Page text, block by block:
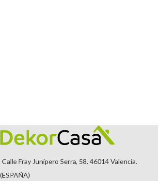
Calle Fray Junípero Serra, 58. 46014 Valencia.
(ESPAÑA)